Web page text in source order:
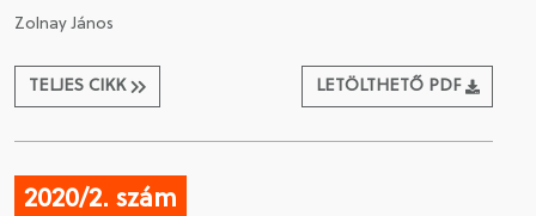
Zolnay János
TELJES CIKK LETÖLTHETŐ PDF
2020/2. szám